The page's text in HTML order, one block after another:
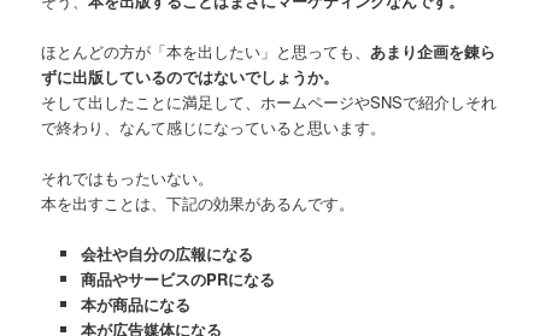
ほとんどの方が「本を出したい」と思っても、 あまり企画を錬ら
ずに出版しているのではないでしょうか。
そして出したことに満足して、ホームページやSNSで紹介しそれ
で終わり、なんて感じになっていると思います。
それではもったいない。
本を出すことは、下記の効果があるんです。
会社や自分の広報になる
商品やサービスのPRになる
本が商品になる
本が広告媒体になる